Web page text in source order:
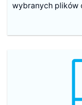
wybranych plików